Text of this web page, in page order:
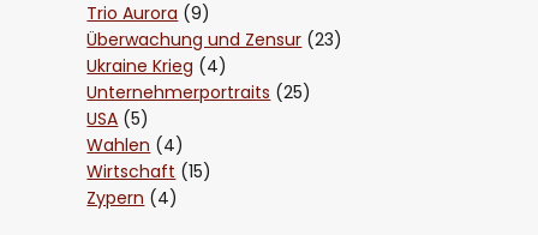
Trio Aurora (9)
Überwachung und Zensur (23)
Ukraine Krieg (4)
Unternehmerportraits (25)
USA (5)
Wahlen (4)
Wirtschaft (15)
Zypern (4)